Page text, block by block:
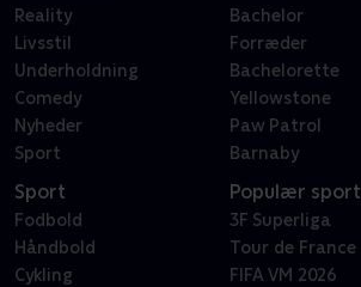
Reality
Livsstil
Underholdning
Comedy
Nyheder
Sport
Bachelor
Forræder
Bachelorette
Yellowstone
Paw Patrol
Barnaby
Sport
Fodbold
Håndbold
Cykling
Populær sport
3F Superliga
Tour de France
FIFA VM 2026